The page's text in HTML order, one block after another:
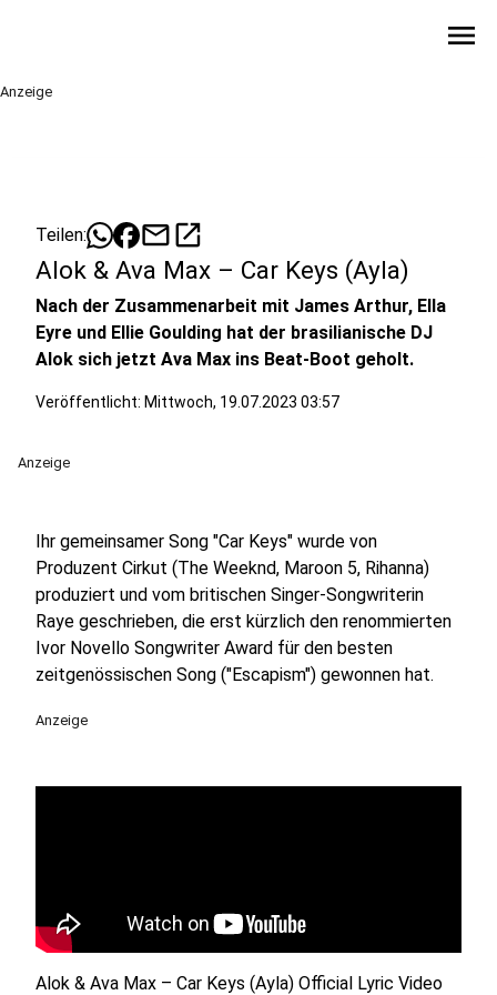
menu
Anzeige
Teilen: mailopen_in_new
Alok & Ava Max – Car Keys (Ayla)
Nach der Zusammenarbeit mit James Arthur, Ella
Eyre und Ellie Goulding hat der brasilianische DJ
Alok sich jetzt Ava Max ins Beat-Boot geholt.
Veröffentlicht: Mittwoch, 19.07.2023 03:57
Anzeige
Ihr gemeinsamer Song "Car Keys" wurde von
Produzent Cirkut (The Weeknd, Maroon 5, Rihanna)
produziert und vom britischen Singer-Songwriterin
Raye geschrieben, die erst kürzlich den renommierten
Ivor Novello Songwriter Award für den besten
zeitgenössischen Song ("Escapism") gewonnen hat.
Anzeige
Alok & Ava Max – Car Keys (Ayla) Official Lyric Video